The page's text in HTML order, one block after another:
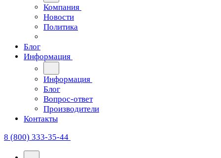
Компания
Новости
Политика
Блог
Информация
Информация
Блог
Вопрос-ответ
Производители
Контакты
8 (800) 333-35-44